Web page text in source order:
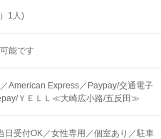
1人)
能です
American Express／Paypay/交通電子
ＹＥＬＬ≪大崎広小路/五反田≫
日受付OK／女性専用／個室あり／駐車